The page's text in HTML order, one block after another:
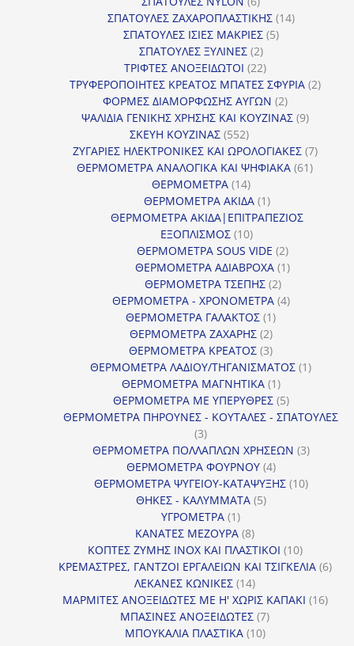
προϊόντα
ΣΠΑΤΟΥΛΕΣ ΖΑΧΑΡΟΠΛΑΣΤΙΚΗΣ 1414
ΣΠΑΤΟΥΛΕΣ ΙΣΙΕΣ ΜΑΚΡΙΕΣ 55
ΣΠΑΤΟΥΛΕΣ ΞΥΛΙΝΕΣ 22
προϊόντα
ΤΡΙΦΤΕΣ ΑΝΟΞΕΙΔΩΤΟΙ 2222
προϊόντα
ΤΡΥΦΕΡΟΠΟΙΗΤΕΣ ΚΡΕΑΤΟΣ ΜΠΑΤΕΣ ΣΦΥΡΙΑ 22
ΦΟΡΜΕΣ ΔΙΑΜΟΡΦΩΣΗΣ ΑΥΓΩΝ 22
προϊόντα
ΨΑΛΙΔΙΑ ΓΕΝΙΚΗΣ ΧΡΗΣΗΣ ΚΑΙ ΚΟΥΖΙΝΑΣ 99
ΣΚΕΥΗ ΚΟΥΖΙΝΑΣ 552552
προϊόντα
ΖΥΓΑΡΙΕΣ ΗΛΕΚΤΡΟΝΙΚΕΣ ΚΑΙ ΩΡΟΛΟΓΙΑΚΕΣ 77
ΘΕΡΜΟΜΕΤΡΑ ΑΝΑΛΟΓΙΚΑ ΚΑΙ ΨΗΦΙΑΚΑ 6161
ΘΕΡΜΟΜΕΤΡΑ 1414
προϊόντα
ΘΕΡΜΟΜΕΤΡΑ ΑΚΙΔΑ 11
προϊόν
ΘΕΡΜΟΜΕΤΡΑ ΑΚΙΔΑ|ΕΠΙΤΡΑΠΕΖΙΟΣ
ΕΞΟΠΛΙΣΜΟΣ 1010
προϊόντα
ΘΕΡΜΟΜΕΤΡΑ SOUS VIDE 22
προϊόντα
ΘΕΡΜΟΜΕΤΡΑ ΑΔΙΑΒΡΟΧΑ 11
ΘΕΡΜΟΜΕΤΡΑ ΤΣΕΠΗΣ 22
προϊόντα
ΘΕΡΜΟΜΕΤΡΑ - ΧΡΟΝΟΜΕΤΡΑ 44
ΘΕΡΜΟΜΕΤΡΑ ΓΑΛΑΚΤΟΣ 11
προϊόν
ΘΕΡΜΟΜΕΤΡΑ ΖΑΧΑΡΗΣ 22
προϊόντα
ΘΕΡΜΟΜΕΤΡΑ ΚΡΕΑΤΟΣ 33
προϊόντα
ΘΕΡΜΟΜΕΤΡΑ ΛΑΔΙΟΥ/ΤΗΓΑΝΙΣΜΑΤΟΣ 11
ΘΕΡΜΟΜΕΤΡΑ ΜΑΓΝΗΤΙΚΑ 11
προϊόν
ΘΕΡΜΟΜΕΤΡΑ ΜΕ ΥΠΕΡΥΘΡΕΣ 55
προϊόντα
ΘΕΡΜΟΜΕΤΡΑ ΠΗΡΟΥΝΕΣ - ΚΟΥΤΑΛΕΣ - ΣΠΑΤΟΥΛΕΣ
33
προϊόντα
ΘΕΡΜΟΜΕΤΡΑ ΠΟΛΛΑΠΛΩΝ ΧΡΗΣΕΩΝ 33
ΘΕΡΜΟΜΕΤΡΑ ΦΟΥΡΝΟΥ 44
προϊόντα
ΘΕΡΜΟΜΕΤΡΑ ΨΥΓΕΙΟΥ-ΚΑΤΑΨΥΞΗΣ 1010
ΘΗΚΕΣ - ΚΑΛΥΜΜΑΤΑ 55
ΥΓΡΟΜΕΤΡΑ 11
προϊόν
ΚΑΝΑΤΕΣ ΜΕΖΟΥΡΑ 88
προϊόντα
ΚΟΠΤΕΣ ΖΥΜΗΣ INOX ΚΑΙ ΠΛΑΣΤΙΚΟΙ 1010
προϊόντα
ΚΡΕΜΑΣΤΡΕΣ, ΓΑΝΤΖΟΙ ΕΡΓΑΛΕΙΩΝ ΚΑΙ ΤΣΙΓΚΕΛΙΑ 66
ΛΕΚΑΝΕΣ ΚΩΝΙΚΕΣ 1414
προϊόντα
ΜΑΡΜΙΤΕΣ ΑΝΟΞΕΙΔΩΤΕΣ ΜΕ Η' ΧΩΡΙΣ ΚΑΠΑΚΙ 1616
ΜΠΑΣΙΝΕΣ ΑΝΟΞΕΙΔΩΤΕΣ 77
ΜΠΟΥΚΑΛΙΑ ΠΛΑΣΤΙΚΑ 1010